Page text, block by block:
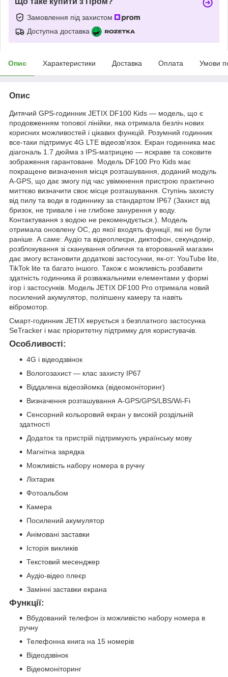
Замовлення під захистом
Доступна доставка
Опис Характеристики Доставка Оплата Умови
Опис
Дитячий GPS-годинник JETIX DF100 Kids — модель, що є
продовженням топової лінійки, яка отримала безліч нових
корисних можливостей і цікавих функцій. Розумний годинник
все-таки підтримує 4G LTE відеозв'язок. Екран годинника має
діагональ 1.7 дюйма з IPS-матрицею — яскраве та соковите
зображення гарантоване. Модель DF100 Pro Kids має
покращене визначення місця розташування, доданий модуль
A-GPS, що дає змогу під час увімкнення пристрою практично
миттєво визначити своє місце розташування. Ступінь захисту
від пилу та води в годиннику за стандартом IP67 (Захист від
бризок, не тривале і не глибоке занурення у воду.
Контактування з водою не рекомендується.). Модель
отримала оновлену ОС, до якої входять функції, які не були
раніше. А саме: Аудіо та відеоплеєри, диктофон, секундомір,
розблокування зі сканування обличчя та вторований магазин
дає змогу встановити додаткові застосунки, як-от: YouTube lite,
TikTok lite та багато іншого. Також є можливість розбавити
здатність годинника й розважальними елементами у формі
ігор і застосунків. Модель JETIX DF100 Pro отримала новий
посилений акумулятор, поліпшену камеру та навіть
вібромотор.
Смарт-годинник JETIX керується з безплатного застосунка
SeTracker і має пріоритетну підтримку для користувачів.
Особливості:
4G і відеодзвінок
Вологозахист — клас захисту IP67
Віддалена відеозйомка (відеомоніторинг)
Визначення розташування A-GPS/GPS/LBS/Wi-Fi
Сенсорний кольоровий екран у високій роздільній
здатності
Додаток та пристрій підтримують українську мову
Магнітна зарядка
Можливість набору номера в ручну
Ліхтарик
Фотоальбом
Камера
Посилений акумулятор
Анімовані заставки
Історія викликів
Текстовий месенджер
Аудіо-відео плеєр
Замінні заставки екрана
Функції:
Вбудований телефон із можливістю набору номера в
ручну
Телефонна книга на 15 номерів
Відеодзвінок
Відеомоніторинг